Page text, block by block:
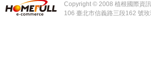
Copyright © 2008 植根國際資
106 臺北市信義路三段162 號